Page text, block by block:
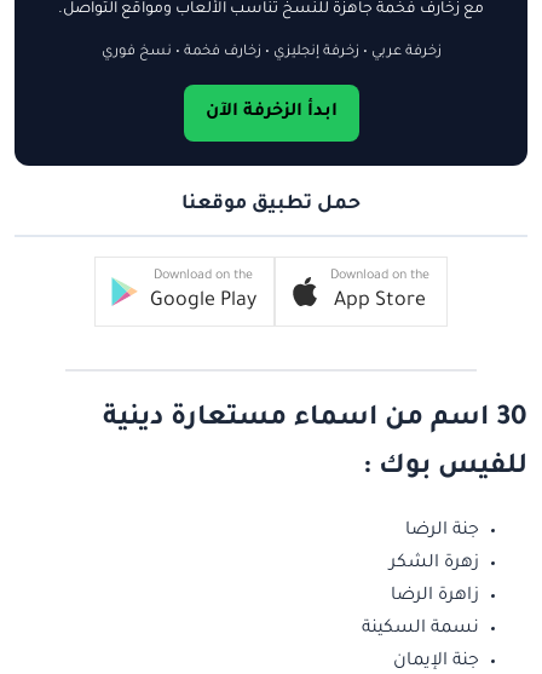
مع زخارف فخمة جاهزة للنسخ تناسب الألعاب ومواقع التواصل.
زخرفة عربي • زخرفة إنجليزي • زخارف فخمة • نسخ فوري
ابدأ الزخرفة الآن
حمل تطبيق موقعنا
Download on the
App Store
Download on the
Google Play
30 اسم من اسماء مستعارة دينية
للفيس بوك :
جنة الرضا
زهرة الشكر
زاهرة الرضا
نسمة السكينة
جنة الإيمان